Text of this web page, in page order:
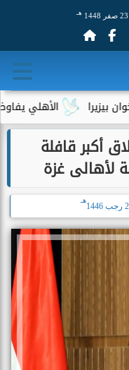
23 صفر 1448 هـ
الأهلي يفاوض أحمد
أكبر قافلة
لأهالى غزة
هـ